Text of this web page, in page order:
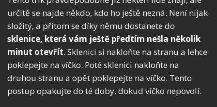
určitě se najde někdo, kdo ho ještě nezná. Není nijak
složitý, a přitom se díky němu dostanete do
sklenice, která vám ještě předtím nešla několik
minut otevřít. Sklenici si nakloňte na stranu a lehce
poklepejte na víčko. Poté sklenici nakloňte na
druhou stranu a opět poklepejte na víčko. Tento
postup opakujte do té doby, dokud víčko nepovolí.